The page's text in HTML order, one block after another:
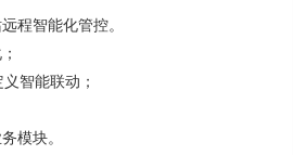
程智能化管控。
智能联动；
模块。